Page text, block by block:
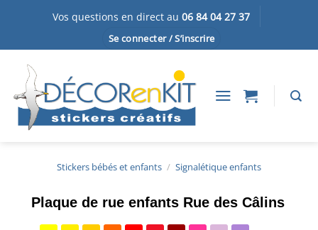
Vos questions en direct au 06 84 04 27 37
Se connecter / S’inscrire
Stickers bébés et enfants / Signalétique enfants
Plaque de rue enfants Rue des Câlins